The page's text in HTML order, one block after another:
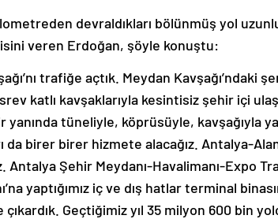
veren Erdoğan, şöyle konuştu:
katlı kavşaklarıyla kesintisiz şehir içi
yanında tüneliyle, köprüsüyle, kavşağıyla
da birer birer hizmete alacağız. Antalya-
Antalya Şehir Meydanı-Havalimanı-Expo
yaptığımız iç ve dış hatlar terminal
Geçtiğimiz yıl 35 milyon 600 bin